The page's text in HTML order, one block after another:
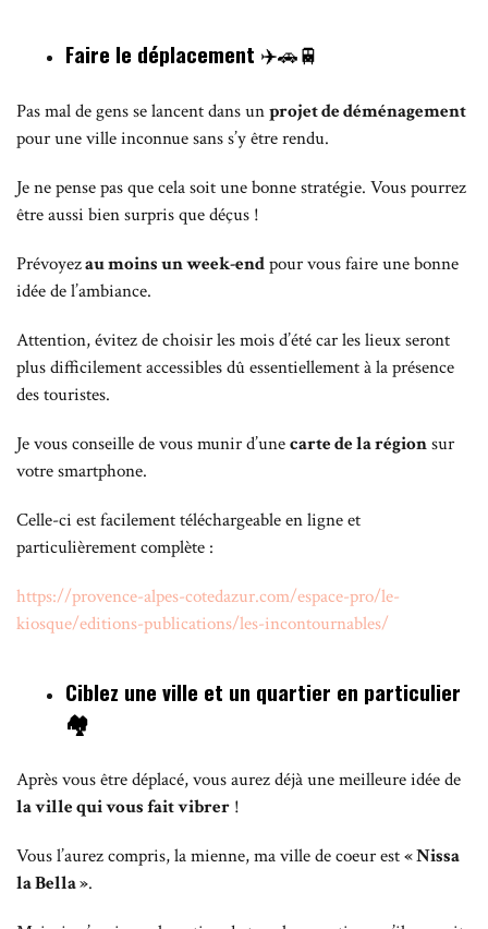
Faire le déplacement ✈️🚗🚆
Pas mal de gens se lancent dans unprojet de déménagement
pour une ville inconnue sans s’y être rendu.
Je ne pense pas que cela soit une bonne stratégie. Vous pourrez
être aussi bien surpris que déçus !
Prévoyezau moins un week-endpour vous faire une bonne
idée de l’ambiance.
Attention, évitez de choisir les mois d’été car les lieux seront
plus difficilement accessibles dû essentiellement à la présence
des touristes.
Je vous conseille de vous munir d’unecarte de la régionsur
votre smartphone.
Celle-ci est facilement téléchargeable en ligne et
particulièrement complète :
https://provence-alpes-cotedazur.com/espace-pro/le-
kiosque/editions-publications/les-incontournables/
Ciblez une ville et un quartier en particulier
🏘
Après vous être déplacé, vous aurez déjà une meilleure idée de
la ville qui vous fait vibrer !
Vous l’aurez compris, la mienne, ma ville de coeur est« Nissa
la Bella ».